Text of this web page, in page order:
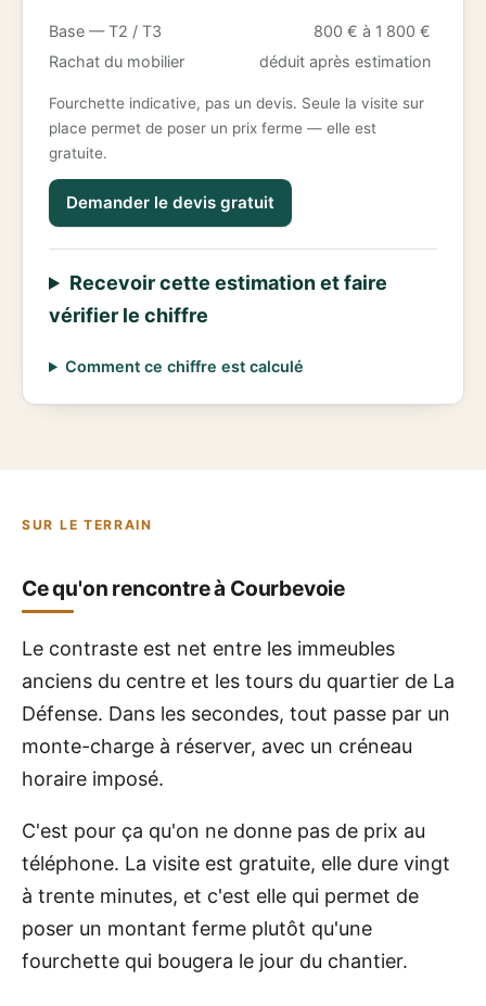
Base — T2 / T3
800 € à 1 800 €
Rachat du mobilier
déduit après estimation
Fourchette indicative, pas un devis. Seule la visite sur
place permet de poser un prix ferme — elle est
gratuite.
Demander le devis gratuit
Recevoir cette estimation et faire
vérifier le chiffre
Comment ce chiffre est calculé
SUR LE TERRAIN
Ce qu'on rencontre à Courbevoie
Le contraste est net entre les immeubles
anciens du centre et les tours du quartier de La
Défense. Dans les secondes, tout passe par un
monte-charge à réserver, avec un créneau
horaire imposé.
C'est pour ça qu'on ne donne pas de prix au
téléphone. La visite est gratuite, elle dure vingt
à trente minutes, et c'est elle qui permet de
poser un montant ferme plutôt qu'une
fourchette qui bougera le jour du chantier.